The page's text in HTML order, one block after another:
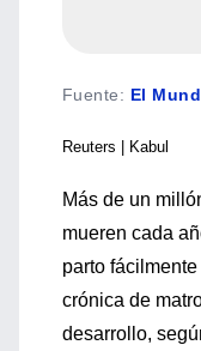
Fuente: El
Reuters | Kabul
Más de un
mueren cada
parto
crónica de
desarrollo,